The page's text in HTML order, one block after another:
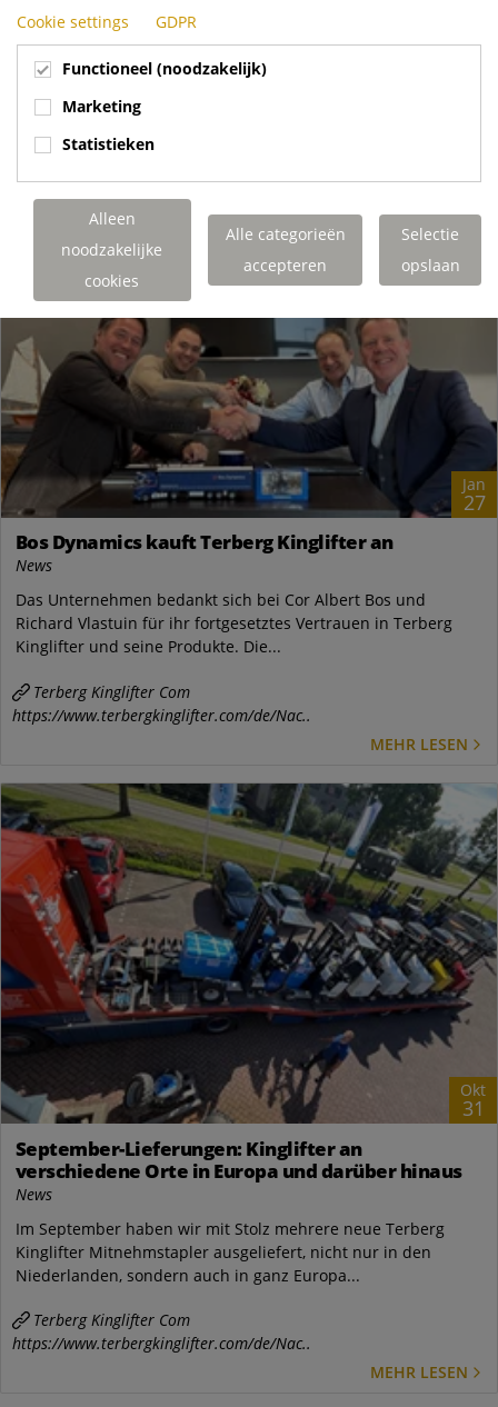
Wir freuen uns, bekannt zu geben, dass Krummen LTT AG 22
Terberg Kinglifter bestellt hat und damit ihre langjährige
Terberg Kinglifter Com
https://www.terbergkinglifter.com/de/Nac..
MEHR LESEN
Jan
27
Bos Dynamics kauft Terberg Kinglifter an
News
Das Unternehmen bedankt sich bei Cor Albert Bos und
Richard Vlastuin für ihr fortgesetztes Vertrauen in Terberg
Kinglifter und seine Produkte. Die...
Terberg Kinglifter Com
https://www.terbergkinglifter.com/de/Nac..
MEHR LESEN
Okt
31
September-Lieferungen: Kinglifter an
verschiedene Orte in Europa und darüber hinaus
News
Im September haben wir mit Stolz mehrere neue Terberg
Kinglifter Mitnehmstapler ausgeliefert, nicht nur in den
Niederlanden, sondern auch in ganz Europa...
Terberg Kinglifter Com
https://www.terbergkinglifter.com/de/Nac..
MEHR LESEN
Cookie settings
GDPR
Functioneel (noodzakelijk)
Marketing
Statistieken
Alleen
noodzakelijke
cookies
Alle categorieën
accepteren
Selectie
opslaan